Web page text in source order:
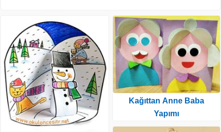
Kağıttan Anne Baba
Yapımı